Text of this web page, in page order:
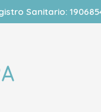
Sanitario: